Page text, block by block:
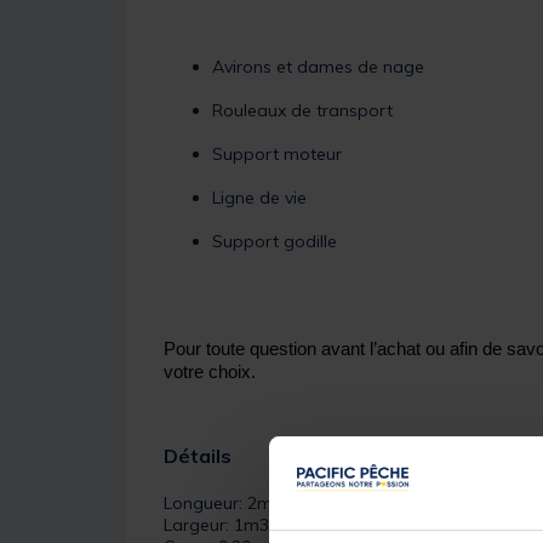
Avirons et dames de nage
Rouleaux de transport
Support moteur
Ligne de vie
Support godille
Pour toute question avant l’achat ou afin de
votre choix.
Détails
Longueur: 2m25
Largeur: 1m33